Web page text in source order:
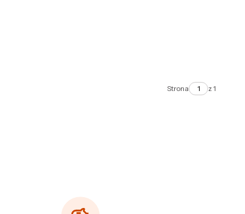
Strona z 1